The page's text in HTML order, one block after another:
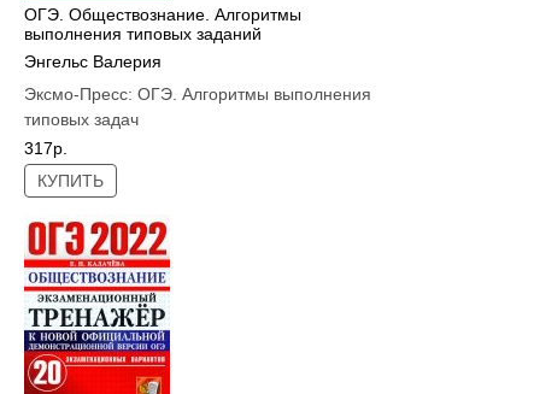
ОГЭ. Обществознание. Алгоритмы
выполнения типовых заданий
Энгельс Валерия
Эксмо-Пресс: ОГЭ. Алгоритмы выполнения
типовых задач
317р.
КУПИТЬ